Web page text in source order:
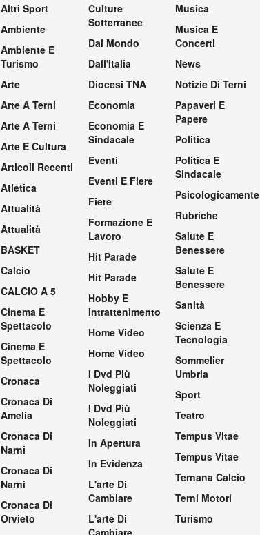
Altri Sport
Ambiente
Ambiente E
Turismo
Arte
Arte A Terni
Arte A Terni
Arte E Cultura
Articoli Recenti
Atletica
Attualità
Attualità
BASKET
Calcio
CALCIO A 5
Cinema E
Spettacolo
Cinema E
Spettacolo
Cronaca
Cronaca Di
Amelia
Cronaca Di
Narni
Cronaca Di
Narni
Cronaca Di
Orvieto
Culture
Sotterranee
Dal Mondo
Dall'Italia
Diocesi TNA
Economia
Economia E
Sindacale
Eventi
Eventi E Fiere
Fiere
Formazione E
Lavoro
Hit Parade
Hit Parade
Hobby E
Intrattenimento
Home Video
Home Video
I Dvd Più
Noleggiati
I Dvd Più
Noleggiati
In Apertura
In Evidenza
L'arte Di
Cambiare
L'arte Di
Cambiare
Musica
Musica E
Concerti
News
Notizie Di Terni
Papaveri E
Papere
Politica
Politica E
Sindacale
Psicologicamente
Rubriche
Salute E
Benessere
Salute E
Benessere
Sanità
Scienza E
Tecnologia
Sommelier
Umbria
Sport
Teatro
Tempus Vitae
Tempus Vitae
Ternana Calcio
Terni Motori
Turismo